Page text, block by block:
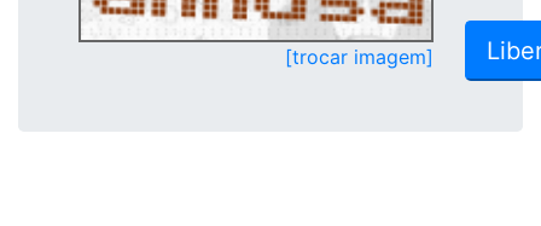
[trocar imagem]